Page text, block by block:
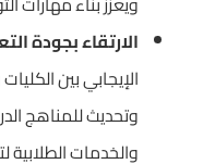
الارتقاء بجودة
الإيجابي بين
وتحديث للمناهج
والخدمات الطلابية